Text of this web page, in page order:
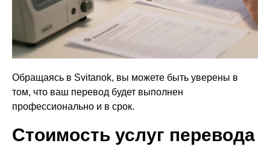
Обращаясь в Svitanok, вы можете быть уверены в
том, что ваш перевод будет выполнен
профессионально и в срок.
Стоимость услуг перевода